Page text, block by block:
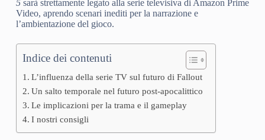
5sarà strettamente legato alla serie televisiva di Amazon Prime
Video, aprendo scenari inediti per la narrazione e
l’ambientazione del gioco.
Indice dei contenuti
L’influenza della serie TV sul futuro di Fallout
Un salto temporale nel futuro post-apocalittico
Le implicazioni per la trama e il gameplay
I nostri consigli